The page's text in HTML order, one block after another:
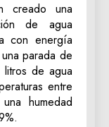
creado una
de agua
con energía
parada de
de agua
entre
humedad